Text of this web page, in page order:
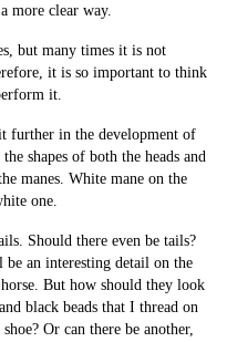
more clear way.
but many times it is not
it is so important to think
it.
further in the development of
shapes of both the heads and
manes. White mane on the
one.
Should there even be tails?
an interesting detail on the
But how should they look
black beads that I thread on
Or can there be another,